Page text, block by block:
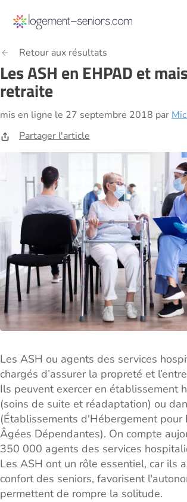
Retour aux résultats
Les ASH en EHPAD et
retraite
mis en ligne le 27 septembre 2018 par
Partager l'article
Les ASH ou agents des services
chargés d’assurer la propreté et
Ils peuvent exercer en établissement
(soins de suite et réadaptation) ou
(Établissements d'Hébergement pour
Âgées Dépendantes). On compte
350 000 agents des services
Les ASH ont un rôle essentiel, car ils
confort des seniors, favorisent
permettent de rompre la solitude.